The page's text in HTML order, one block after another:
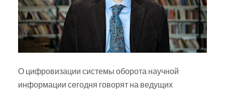
О цифровизации системы оборота научной
информации сегодня говорят на ведущих